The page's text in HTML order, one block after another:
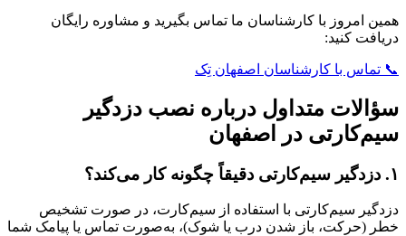
همین امروز با کارشناسان ما تماس بگیرید و مشاوره رایگان
دریافت کنید:
📞 تماس با کارشناسان اصفهان تِک
سؤالات متداول درباره نصب دزدگیر
سیم‌کارتی در اصفهان
۱. دزدگیر سیم‌کارتی دقیقاً چگونه کار می‌کند؟
دزدگیر سیم‌کارتی با استفاده از سیم‌کارت، در صورت تشخیص
خطر (حرکت، باز شدن درب یا شوک)، به‌صورت تماس یا پیامک شما